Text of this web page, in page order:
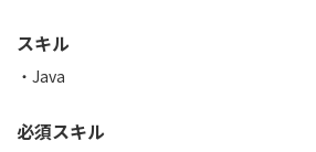
スキル
Java
必須スキル